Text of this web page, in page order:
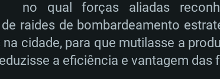
no qual forças aliadas
raides de bombardeamento
cidade, para que mutilasse a
a eficiência e vantagem das